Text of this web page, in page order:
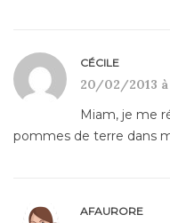
CÉCILE
20/02/2013 à
Miam, je me
pommes de terre dans
AFAURORE